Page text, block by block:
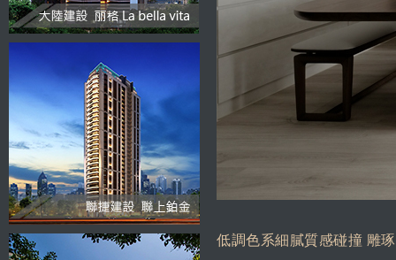
低調色系細膩質感碰撞 雕